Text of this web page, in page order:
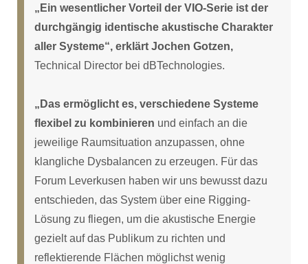
„Ein wesentlicher Vorteil der VIO-Serie ist der
durchgängig identische akustische Charakter
aller Systeme“, erklärt Jochen Gotzen,
Technical Director bei dBTechnologies.
„Das ermöglicht es, verschiedene Systeme
flexibel zu kombinieren und einfach an die
jeweilige Raumsituation anzupassen, ohne
klangliche Dysbalancen zu erzeugen. Für das
Forum Leverkusen haben wir uns bewusst dazu
entschieden, das System über eine Rigging-
Lösung zu fliegen, um die akustische Energie
gezielt auf das Publikum zu richten und
reflektierende Flächen möglichst wenig